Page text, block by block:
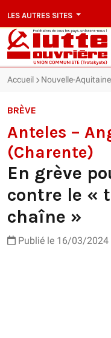
LES AUTRES SITES
Accueil Nouvelle-Aquitaine
BRÈVE
Anteles –
(Charente)
En grève
contre le «
chaîne »
Publié le 16/03/2024